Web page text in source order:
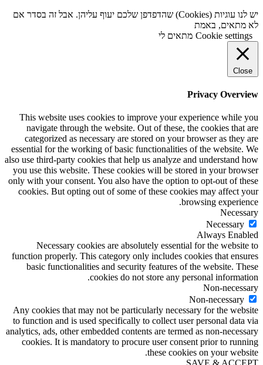
יש לנו עוגיות (Cookies) שהדפדפן שלכם יעוף עליהן. אבל זה בסדר אם
לא מתאים, באמת
Cookie settings מתאים לי
Close
Privacy Overview
This website uses cookies to improve your experience while you
navigate through the website. Out of these, the cookies that are
categorized as necessary are stored on your browser as they are
essential for the working of basic functionalities of the website. We
also use third-party cookies that help us analyze and understand how
you use this website. These cookies will be stored in your browser
only with your consent. You also have the option to opt-out of these
cookies. But opting out of some of these cookies may affect your
browsing experience.
Necessary
Necessary
Always Enabled
Necessary cookies are absolutely essential for the website to
function properly. This category only includes cookies that ensures
basic functionalities and security features of the website. These
cookies do not store any personal information.
Non-necessary
Non-necessary
Any cookies that may not be particularly necessary for the website
to function and is used specifically to collect user personal data via
analytics, ads, other embedded contents are termed as non-necessary
cookies. It is mandatory to procure user consent prior to running
these cookies on your website.
SAVE & ACCEPT